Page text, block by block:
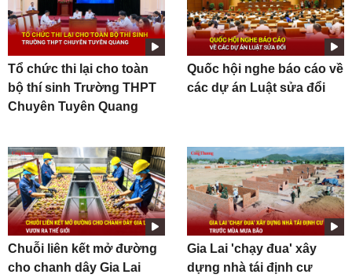
Tổ chức thi lại cho toàn
bộ thí sinh Trường THPT
Chuyên Tuyên Quang
Quốc hội nghe báo cáo về
các dự án Luật sửa đổi
Chuỗi liên kết mở đường
cho chanh dây Gia Lai
Gia Lai 'chạy đua' xây
dựng nhà tái định cư